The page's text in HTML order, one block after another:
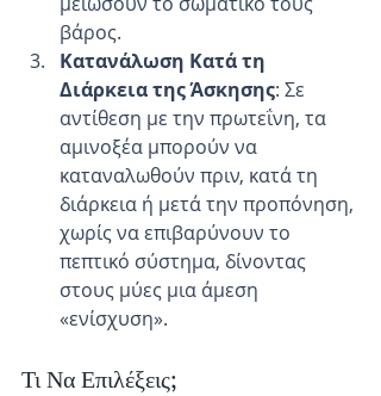
βάρος.
Κατανάλωση Κατά τη
Διάρκεια της Άσκησης: Σε
αντίθεση με την πρωτεΐνη, τα
αμινοξέα μπορούν να
καταναλωθούν πριν, κατά τη
διάρκεια ή μετά την προπόνηση,
χωρίς να επιβαρύνουν το
πεπτικό σύστημα, δίνοντας
στους μύες μια άμεση
«ενίσχυση».
Τι Να Επιλέξεις;